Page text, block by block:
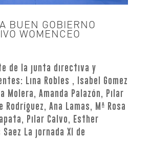
BUEN GOBIERNO
WOMENCEO
de la junta directiva y
Lina Robles , Isabel Gomez
Molera, Amanda Palazón, Pilar
Rodríguez, Ana Lamas, Mª Rosa
Pilar Calvo, Esther
La jornada XI de